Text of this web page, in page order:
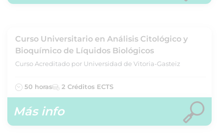
Curso Universitario en Análisis Citológico y
Bioquímico de Líquidos Biológicos
Curso Acreditado por Universidad de Vitoria-Gasteiz
50 horas 2 Créditos ECTS
Más info